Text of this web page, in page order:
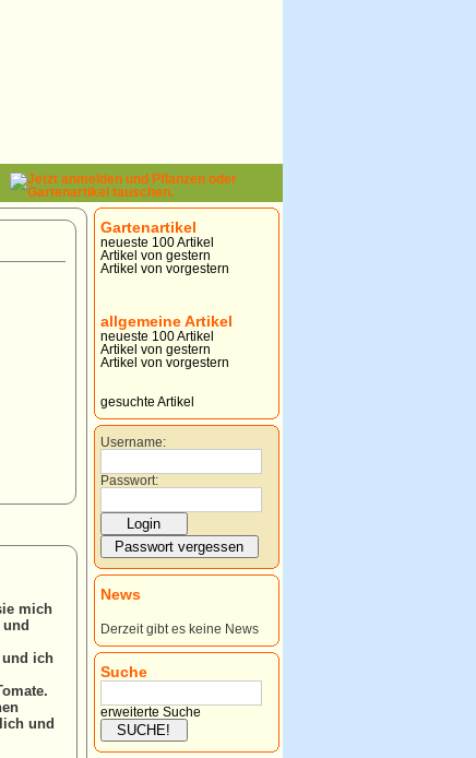
mich
und ich
und
Gartenartikel
neueste 100 Artikel
Artikel von gestern
Artikel von vorgestern
allgemeine Artikel
neueste 100 Artikel
Artikel von gestern
Artikel von vorgestern
gesuchte Artikel
Username:
Passwort:
News
Derzeit gibt es keine News
Suche
erweiterte Suche